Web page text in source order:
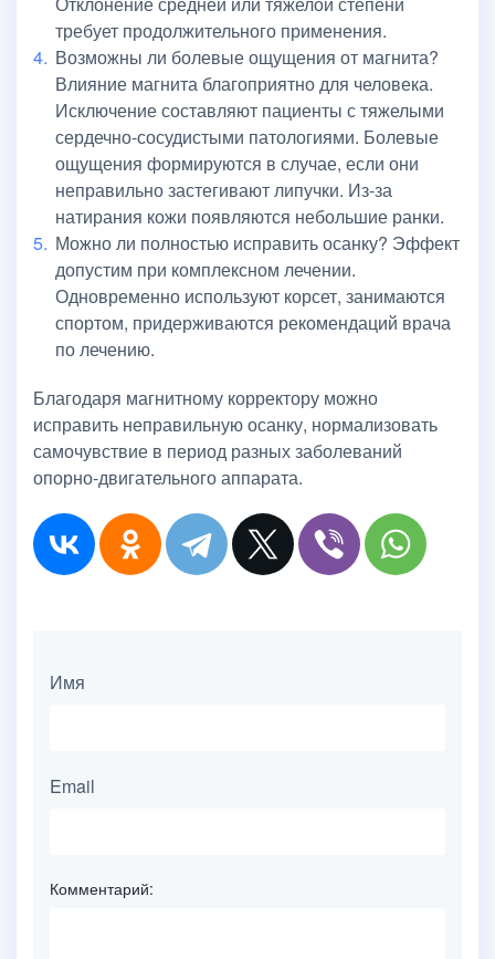
требует продолжительного применения.
Возможны ли болевые ощущения от магнита?
Влияние магнита благоприятно для человека.
Исключение составляют пациенты с тяжелыми
сердечно-сосудистыми патологиями. Болевые
ощущения формируются в случае, если они
неправильно застегивают липучки. Из-за
натирания кожи появляются небольшие ранки.
Можно ли полностью исправить осанку? Эффект
допустим при комплексном лечении.
Одновременно используют корсет, занимаются
спортом, придерживаются рекомендаций врача
по лечению.
Благодаря магнитному корректору можно
исправить неправильную осанку, нормализовать
самочувствие в период разных заболеваний
опорно-двигательного аппарата.
Имя
Email
Комментарий: